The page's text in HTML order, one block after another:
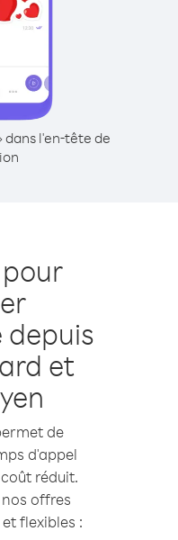
dans l'en-tête de
depuis
et
de
d'appel
réduit.
offres
flexibles :